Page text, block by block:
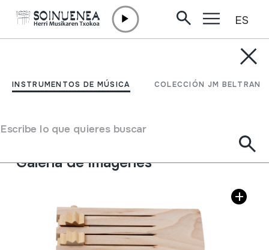
INSTRUMENTOS DE MÚSICA COLECCIÓN JM BELTRAN
Escribe lo que quieres buscar
ES
KARRAKA
Tipo de Instrumento de música
-> Golpeados
Galería de imágenes